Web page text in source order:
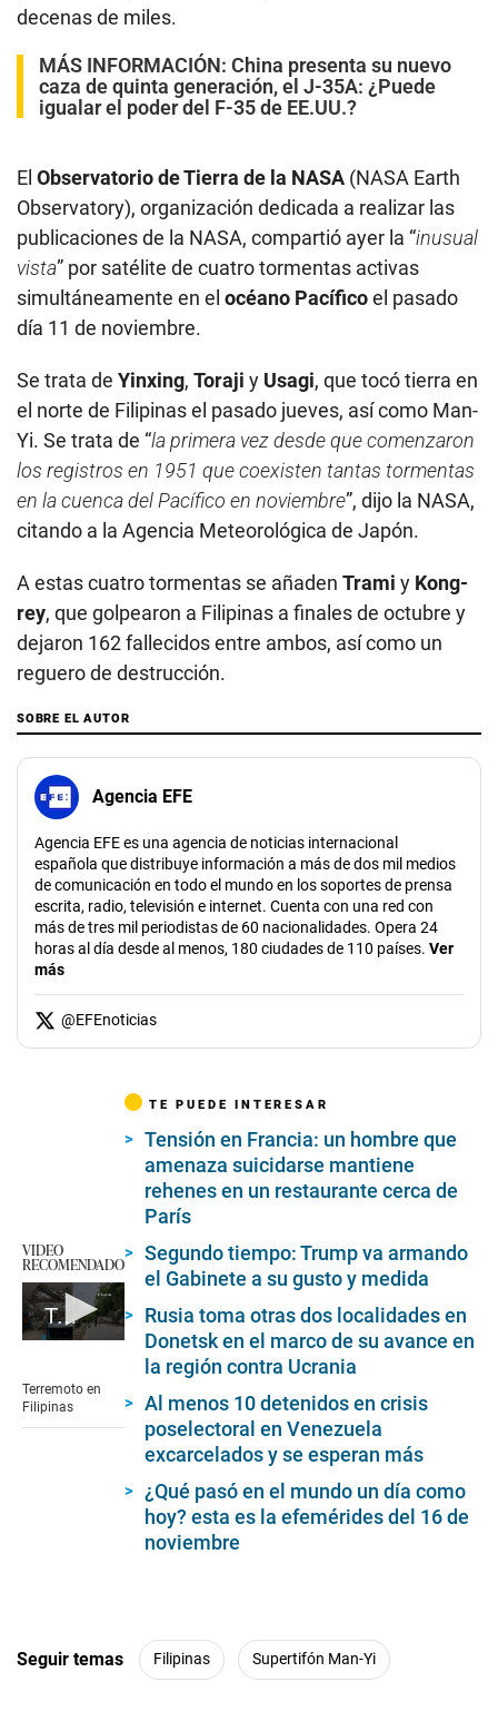
decenas de miles.
MÁS INFORMACIÓN: China presenta su nuevo
caza de quinta generación, el J-35A: ¿Puede
igualar el poder del F-35 de EE.UU.?
El Observatorio de Tierra de la NASA (NASA Earth
Observatory), organización dedicada a realizar las
publicaciones de la NASA, compartió ayer la “inusual
vista” por satélite de cuatro tormentas activas
simultáneamente en el océano Pacíficoel pasado
día 11 de noviembre.
Se trata de Yinxing, Toraji y Usagi, que tocó tierra en
el norte de Filipinas el pasado jueves, así como Man-
Yi. Se trata de “la primera vez desde que comenzaron
los registros en 1951 que coexisten tantas tormentas
en la cuenca del Pacífico en noviembre”, dijo la NASA,
citando a la Agencia Meteorológica de Japón.
A estas cuatro tormentas se añaden Trami y Kong-
rey, que golpearon a Filipinas a finales de octubre y
dejaron 162 fallecidos entre ambos, así como un
reguero de destrucción.
SOBRE EL AUTOR
Agencia EFE
Agencia EFE es una agencia de noticias internacional
española que distribuye información a más de dos mil medios
de comunicación en todo el mundo en los soportes de prensa
escrita, radio, televisión e internet. Cuenta con una red con
más de tres mil periodistas de 60 nacionalidades. Opera 24
horas al día desde al menos, 180 ciudades de 110 países. Ver
más
@EFEnoticias
VIDEO
RECOMENDADO
Terremoto en Filipinas
of
1
minute,
Terremoto en
Filipinas
TE PUEDE INTERESAR
Tensión en Francia: un hombre que
amenaza suicidarse mantiene
rehenes en un restaurante cerca de
París
Segundo tiempo: Trump va armando
el Gabinete a su gusto y medida
Rusia toma otras dos localidades en
Donetsk en el marco de su avance en
la región contra Ucrania
Al menos 10 detenidos en crisis
poselectoral en Venezuela
excarcelados y se esperan más
¿Qué pasó en el mundo un día como
hoy? esta es la efemérides del 16 de
noviembre
Seguir temas Filipinas Supertifón Man-Yi